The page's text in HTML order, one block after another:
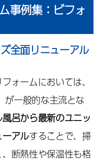
事例集：ビフォ
全面リニューアル
ォームにおいては、
一般的な主流とな
呂から最新のユニッ
ーアルすることで、掃
断熱性や保温性も格